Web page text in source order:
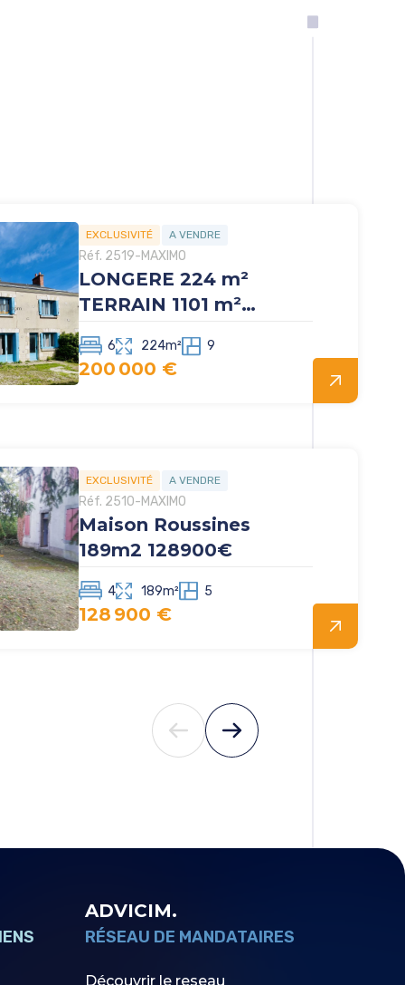
EXCLUSIVITÉ A VENDRE
Réf. 2519-MAXIMO
LONGERE 224 m²
TERRAIN 1101 m²
CHECY BOURGNEUF
6 224m² 9
200 000 €
EXCLUSIVITÉ A VENDRE
Réf. 2510-MAXIMO
Maison Roussines
189m2 128900€
4 189m² 5
128 900 €
ADVICIM.
RÉSEAU DE MANDATAIRES
Découvrir le reseau